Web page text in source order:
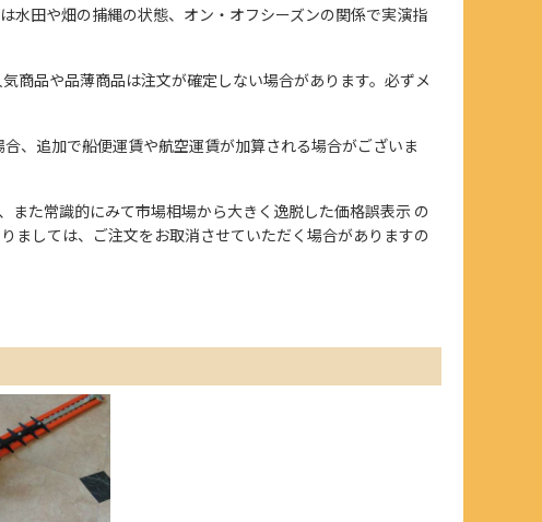
水田や畑の捕縄の状態、オン・オフシーズンの関係で実演指
商品や品薄商品は注文が確定しない場合があります。必ずメ
、追加で船便運賃や航空運賃が加算される場合がございま
た常識的にみて市場相場から大きく逸脱した価格誤表示 の
ましては、ご注文をお取消させていただく場合がありますの